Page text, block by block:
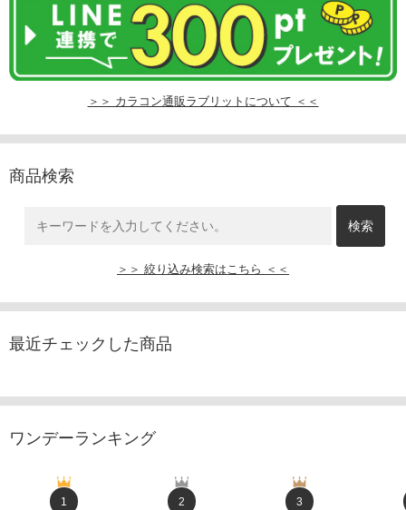
＞＞ カラコン通販ラブリットについて ＜＜
商品検索
＞＞ 絞り込み検索はこちら ＜＜
最近チェックした商品
ワンデーランキング
1 2 3